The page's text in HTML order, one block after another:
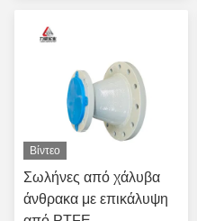
Βίντεο
Σωλήνες από χάλυβα
άνθρακα με επικάλυψη